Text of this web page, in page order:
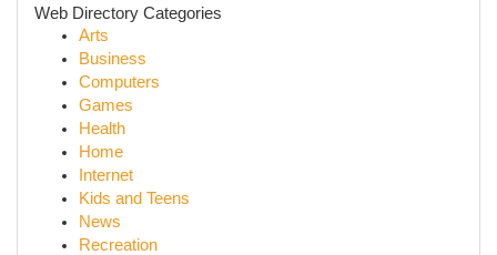
Web Directory Categories
Arts
Business
Computers
Games
Health
Home
Internet
Kids and Teens
News
Recreation